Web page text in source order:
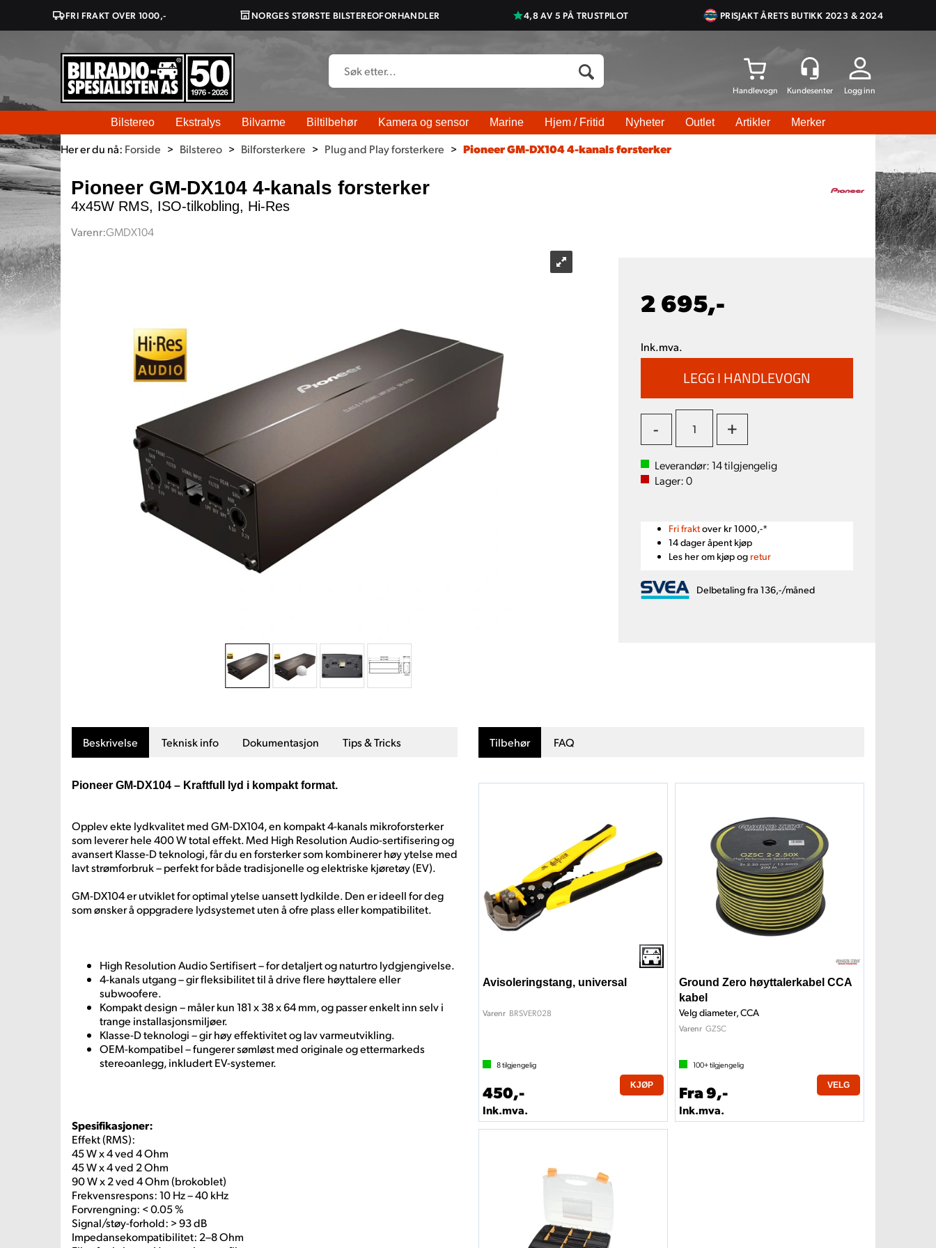
FRI FRAKT OVER 1000,- NORGES STØRSTE BILSTEREOFORHANDLER 4,8 AV 5 PÅ TRUSTPILOT PRISJAKT ÅRETS BUTIKK 2023 & 2024
Logg inn
Bilstereo Ekstralys Bilvarme Biltilbehør Kamera og sensor Marine Hjem / Fritid Nyheter Outlet Artikler Merker
Her er du nå: Forside > Bilstereo > Bilforsterkere > Plug and Play forsterkere > Pioneer GM-DX104 4-kanals forsterker
Pioneer GM-DX104 4-kanals forsterker
4x45W RMS, ISO-tilkobling, Hi-Res
Varenr:GMDX104
2 695,-
Ink.mva.
- +
Leverandør:14tilgjengelig
Lager:0
Fri fraktover kr 1000,-*
14 dager åpent kjøp
Les her om kjøp og retur
Delbetaling fra 136,-/måned
Beskrivelse Teknisk info Dokumentasjon Tips & Tricks
Pioneer GM-DX104 – Kraftfull lyd i kompakt format.
Opplev ekte lydkvalitet med GM-DX104, en kompakt 4-kanals mikroforsterker
som leverer hele 400 W total effekt. Med High Resolution Audio-sertifisering og
avansert Klasse-D teknologi, får du en forsterker som kombinerer høy ytelse med
lavt strømforbruk – perfekt for både tradisjonelle og elektriske kjøretøy (EV).
GM-DX104 er utviklet for optimal ytelse uansett lydkilde. Den er ideell for deg
som ønsker å oppgradere lydsystemet uten å ofre plass eller kompatibilitet.
High Resolution Audio Sertifisert – for detaljert og naturtro lydgjengivelse.
4-kanals utgang – gir fleksibilitet til å drive flere høyttalere eller
subwoofere.
Kompakt design – måler kun 181 x 38 x 64 mm, og passer enkelt inn selv i
trange installasjonsmiljøer.
Klasse-D teknologi – gir høy effektivitet og lav varmeutvikling.
OEM-kompatibel – fungerer sømløst med originale og ettermarkeds
stereoanlegg, inkludert EV-systemer.
Spesifikasjoner:
Effekt (RMS):
45 W x 4 ved 4 Ohm
45 W x 4 ved 2 Ohm
90 W x 2 ved 4 Ohm (brokoblet)
Frekvensrespons: 10 Hz – 40 kHz
Forvrengning: < 0.05 %
Signal/støy-forhold: > 93 dB
Impedansekompatibilitet: 2–8 Ohm
Tilbehør FAQ
Avisoleringstang, universal
Varenr BRSVER028
8tilgjengelig
450,-
Ink.mva.
KJØP
Ground Zero høyttalerkabel CCA
kabel
Velg diameter, CCA
Varenr GZSC
100+tilgjengelig
Fra 9,-
Ink.mva.
VELG